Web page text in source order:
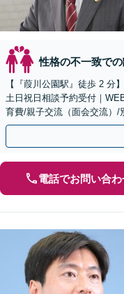
性格の不一致で
【『葭川公園駅』徒歩 2 分
土日祝日相談予約受付｜
育費/親子交流（面会交流）/
ます
電話でお問い合わ